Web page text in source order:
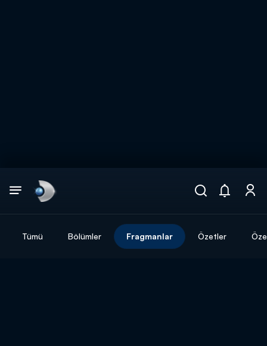
Tümü Bölümler Fragmanlar Özetler